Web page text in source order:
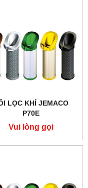
LỌC KHÍ JEMACO
P70E
Vui lòng gọi